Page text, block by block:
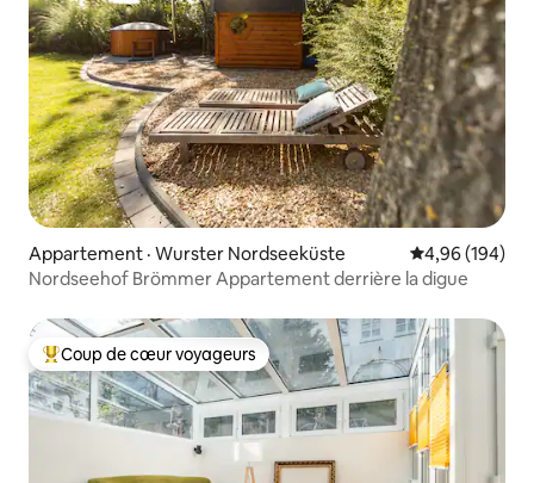
Appartement · Wurster Nordseeküste Note
4,96 (194)
Nordseehof Brömmer Appartement derrière la digue
Coup de cœur voyageurs parmi les plus aimés
Coup de cœur voyageurs